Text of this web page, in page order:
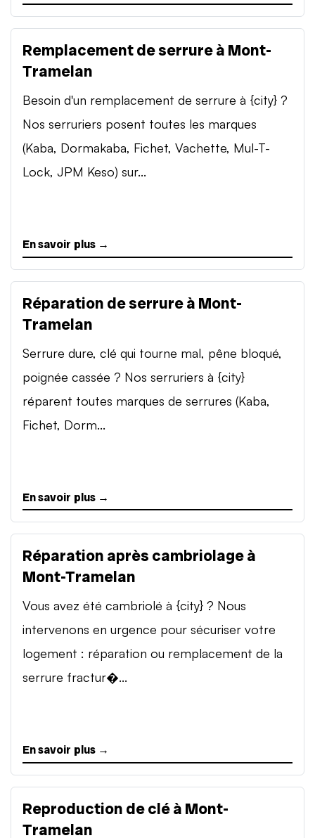
Remplacement de serrure à Mont-
Tramelan
Besoin d'un remplacement de serrure à {city} ?
Nos serruriers posent toutes les marques
(Kaba, Dormakaba, Fichet, Vachette, Mul-T-
Lock, JPM Keso) sur...
En savoir plus →
Réparation de serrure à Mont-
Tramelan
Serrure dure, clé qui tourne mal, pêne bloqué,
poignée cassée ? Nos serruriers à {city}
réparent toutes marques de serrures (Kaba,
Fichet, Dorm...
En savoir plus →
Réparation après cambriolage à
Mont-Tramelan
Vous avez été cambriolé à {city} ? Nous
intervenons en urgence pour sécuriser votre
logement : réparation ou remplacement de la
serrure fractur�...
En savoir plus →
Reproduction de clé à Mont-
Tramelan